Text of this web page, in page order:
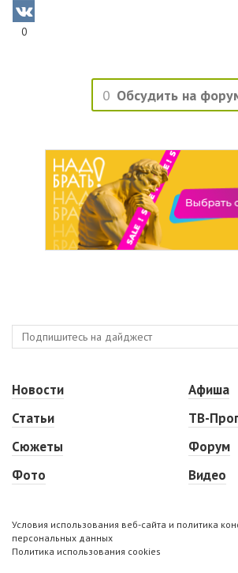
0
0 Обсудить на
Новости
Статьи
Сюжеты
Фото
Афиша
ТВ-
Форум
Видео
Условия использования веб-сайта и политика
персональных данных
Политика использования cookies